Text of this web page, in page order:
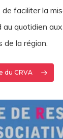
faciliter la
au quotidien
de la région.
du CRVA